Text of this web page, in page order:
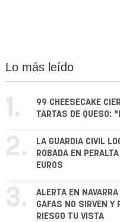
Lo más leído
1.
99 CHEESECAKE
TARTAS DE QUESO:
2.
LA GUARDIA CIVIL
ROBADA EN
EUROS
3.
ALERTA EN
GAFAS NO SIRVEN Y
RIESGO TU VISTA